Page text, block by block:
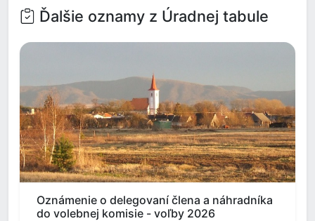
Ďalšie oznamy z Úradnej tabule
Oznámenie o delegovaní člena a náhradníka
do volebnej komisie - voľby 2026